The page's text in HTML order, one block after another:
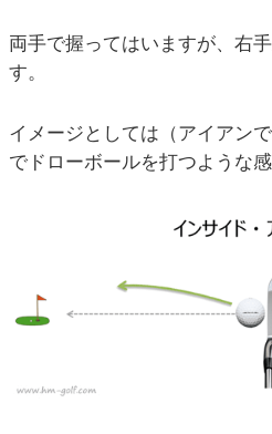
両手で握ってはいますが、右
す。
イメージとしては（アイアン
でドローボールを打つような感